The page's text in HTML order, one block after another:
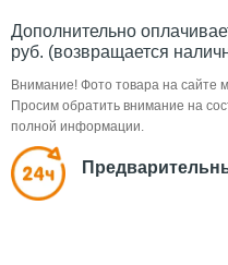
Дополнительно
руб. (возвращается
Внимание! Фото товара на сайте
Просим обратить внимание на
полной информации.